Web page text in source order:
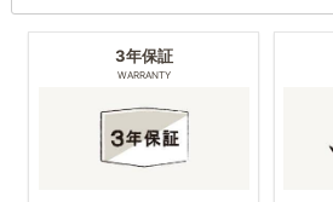
3年保証
WARRANTY